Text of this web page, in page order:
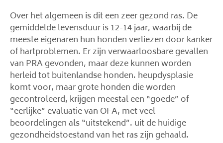
Over het algemeen is dit een zeer gezond ras. De
gemiddelde levensduur is 12-14 jaar, waarbij de
meeste eigenaren hun honden verliezen door kanker
of hartproblemen. Er zijn verwaarloosbare gevallen
van PRA gevonden, maar deze kunnen worden
herleid tot buitenlandse honden. heupdysplasie
komt voor, maar grote honden die worden
gecontroleerd, krijgen meestal een “goede” of
“eerlijke” evaluatie van OFA, met veel
beoordelingen als “uitstekend”. uit de huidige
gezondheidstoestand van het ras zijn gehaald.